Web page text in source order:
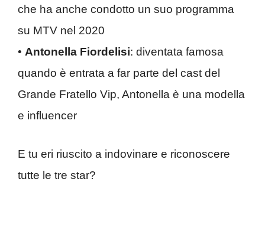
che ha anche condotto un suo programma
su MTV nel 2020
• Antonella Fiordelisi: diventata famosa
quando è entrata a far parte del cast del
Grande Fratello Vip, Antonella è una modella
e influencer
E tu eri riuscito a indovinare e riconoscere
tutte le tre star?